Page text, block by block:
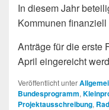
In diesem Jahr
Kommunen
Anträge für die erste
April eingereicht
Veröffentlicht unter
Bundesprogramm,
Projektausschreibung,